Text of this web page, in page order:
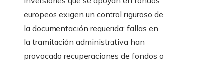
europeos exigen un control riguroso de
la documentación requerida; fallas en
la tramitación administrativa han
provocado recuperaciones de fondos o